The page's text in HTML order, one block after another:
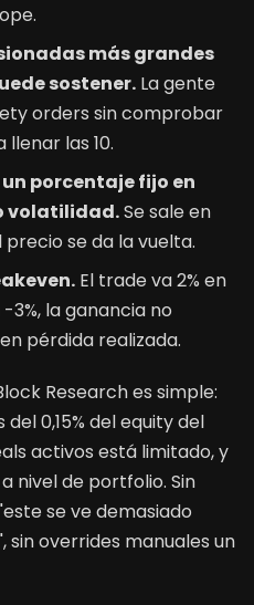
más grandes
sostener. La gente
orders sin comprobar
las 10.
porcentaje fijo en
volatilidad.Se sale en
se da la vuelta.
El trade va 2% en
3%, la ganancia no
pérdida realizada.
Research es simple:
0,15% del equity del
activos está limitado, y
nivel de portfolio. Sin
se ve demasiado
sin overrides manuales un